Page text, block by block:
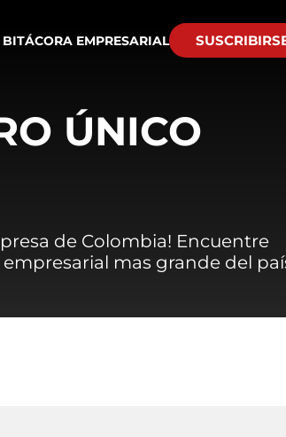
BITÁCORA EMPRESARIAL
ÚNICO
de Colombia! Encuentre
mas grande del